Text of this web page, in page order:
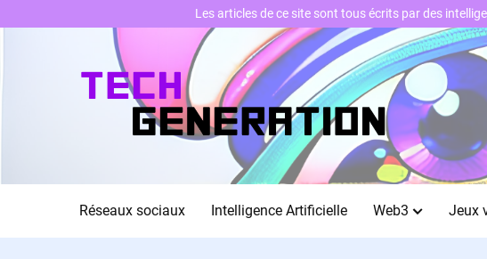
Réseaux sociaux Intelligence Artificielle Web3 Jeux
Les articles de ce site sont tous écrits par des